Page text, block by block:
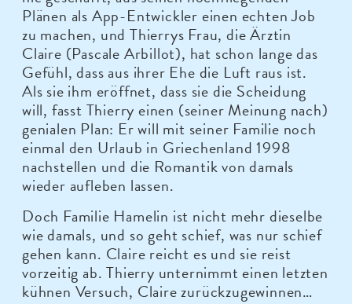
Plänen als App-Entwickler einen echten Job
zu machen, und Thierrys Frau, die Ärztin
Claire (Pascale Arbillot), hat schon lange das
Gefühl, dass aus ihrer Ehe die Luft raus ist.
Als sie ihm eröffnet, dass sie die Scheidung
will, fasst Thierry einen (seiner Meinung nach)
genialen Plan: Er will mit seiner Familie noch
einmal den Urlaub in Griechenland 1998
nachstellen und die Romantik von damals
wieder aufleben lassen.
Doch Familie Hamelin ist nicht mehr dieselbe
wie damals, und so geht schief, was nur schief
gehen kann. Claire reicht es und sie reist
vorzeitig ab. Thierry unternimmt einen letzten
kühnen Versuch, Claire zurückzugewinnen…